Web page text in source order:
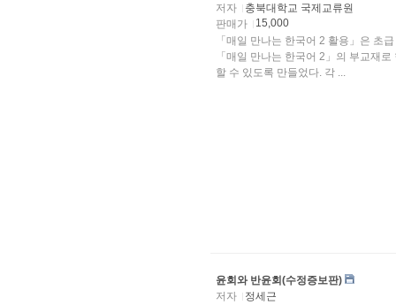
저자
충북대학교 국제교류원
판매가
15,000
「매일 만나는 한국어 2 활용」은 초급 학습자를 대상으
「매일 만나는 한국어 2」의 부교재
할 수 있도록 만들었다. 각 ...
윤회와 반윤회(수정증보판)
저자
정세근